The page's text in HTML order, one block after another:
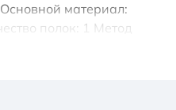
материал:
полок: 1 Метод